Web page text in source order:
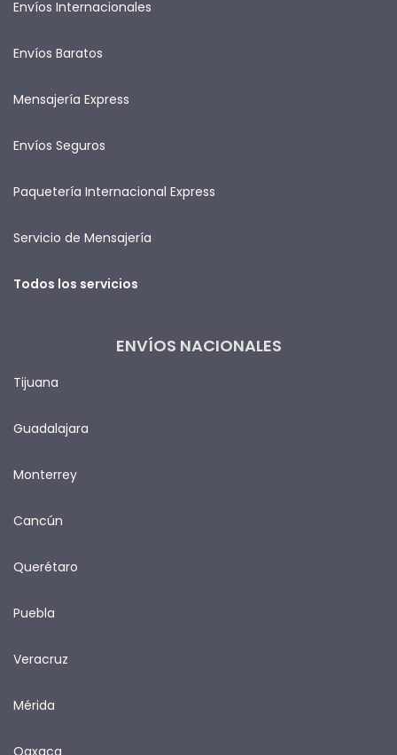
Envíos Internacionales
Envíos Baratos
Mensajería Express
Envíos Seguros
Paquetería Internacional Express
Servicio de Mensajería
Todos los servicios
ENVÍOS NACIONALES
Tijuana
Guadalajara
Monterrey
Cancún
Querétaro
Puebla
Veracruz
Mérida
Oaxaca